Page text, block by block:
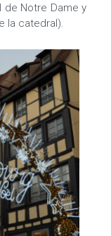
de Notre Dame y
la catedral).